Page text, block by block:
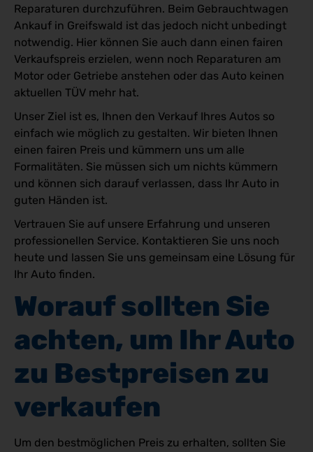
Reparaturen durchzuführen. Beim Gebrauchtwagen
Ankauf in Greifswald ist das jedoch nicht unbedingt
notwendig. Hier können Sie auch dann einen fairen
Verkaufspreis erzielen, wenn noch Reparaturen am
Motor oder Getriebe anstehen oder das Auto keinen
aktuellen TÜV mehr hat.
Unser Ziel ist es, Ihnen den Verkauf Ihres Autos so
einfach wie möglich zu gestalten. Wir bieten Ihnen
einen fairen Preis und kümmern uns um alle
Formalitäten. Sie müssen sich um nichts kümmern
und können sich darauf verlassen, dass Ihr Auto in
guten Händen ist.
Vertrauen Sie auf unsere Erfahrung und unseren
professionellen Service. Kontaktieren Sie uns noch
heute und lassen Sie uns gemeinsam eine Lösung für
Ihr Auto finden.
Worauf sollten Sie
achten, um Ihr Auto
zu Bestpreisen zu
verkaufen
Um den bestmöglichen Preis zu erhalten, sollten Sie